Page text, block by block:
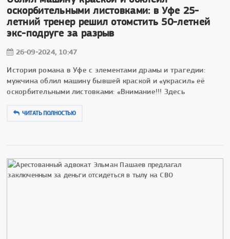
оскорбительными листовками: в Уфе 25-
летний тренер решил отомстить 50-летней
экс-подруге за разрыв
26-09-2024, 10:47
История романа в Уфе с элементами драмы и трагедии:
мужчина облил машину бывшей краской и «украсил» её
оскорбительными листовками: «Внимание!!! Здесь
ЧИТАТЬ ПОЛНОСТЬЮ